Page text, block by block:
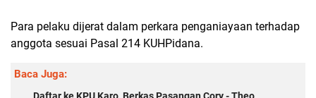
Para pelaku dijerat dalam perkara penganiayaan terhadap
anggota sesuai Pasal 214 KUHPidana.
Baca Juga:
Daftar ke KPU Karo, Berkas Pasangan Cory - Theo